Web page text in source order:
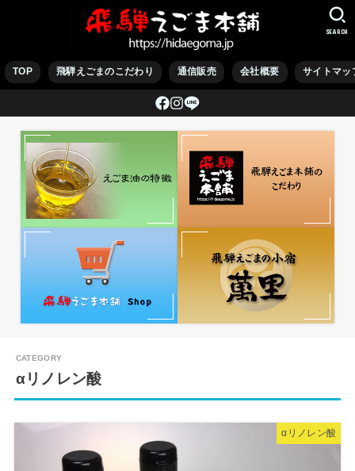
TOP 飛騨えごまのこだわり 通信販売 会社概要 サイトマッ
SEARCH
αリノレン酸
αリノレン酸